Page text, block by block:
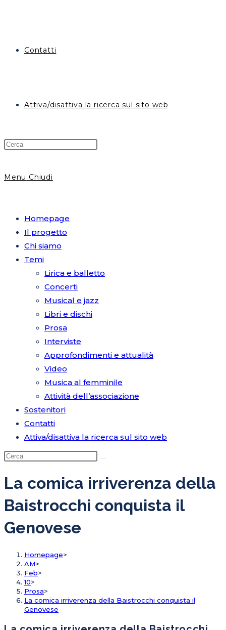
Contatti
Attiva/disattiva la ricerca sul sito web
Menu Chiudi
Homepage
Il progetto
Chi siamo
Temi
Lirica e balletto
Concerti
Musical e jazz
Libri e dischi
Prosa
Interviste
Approfondimenti e attualità
Video
Musica al femminile
Attività dell’associazione
Sostenitori
Contatti
Attiva/disattiva la ricerca sul sito web
La comica irriverenza della
Baistrocchi conquista il
Genovese
Homepage>
AM>
Feb>
10>
Prosa>
La comica irriverenza della Baistrocchi conquista il
Genovese